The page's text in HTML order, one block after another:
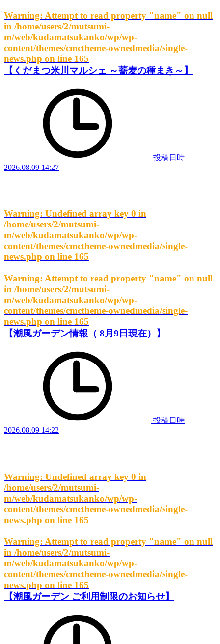
Warning: Attempt to read property "name" on null
in /home/users/2/mutsumi-
m/web/kudamatsukanko/wp/wp-
content/themes/cmctheme-ownedmedia/single-
news.php on line 165
【くだまつ米川マルシェ ～蕎麦の種まき～】
投稿日時
2026.08.09 14:27
Warning: Undefined array key 0 in
/home/users/2/mutsumi-
m/web/kudamatsukanko/wp/wp-
content/themes/cmctheme-ownedmedia/single-
news.php on line 165
Warning: Attempt to read property "name" on null
in /home/users/2/mutsumi-
m/web/kudamatsukanko/wp/wp-
content/themes/cmctheme-ownedmedia/single-
news.php on line 165
【潮風ガーデン情報（ 8月9日現在）】
投稿日時
2026.08.09 14:22
Warning: Undefined array key 0 in
/home/users/2/mutsumi-
m/web/kudamatsukanko/wp/wp-
content/themes/cmctheme-ownedmedia/single-
news.php on line 165
Warning: Attempt to read property "name" on null
in /home/users/2/mutsumi-
m/web/kudamatsukanko/wp/wp-
content/themes/cmctheme-ownedmedia/single-
news.php on line 165
【潮風ガーデン ご利用制限のお知らせ】